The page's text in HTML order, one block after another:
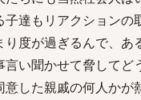
子達もリアクションの
り度が過ぎるんで、あ
言い聞かせて脅してど
意した親戚の何人かが